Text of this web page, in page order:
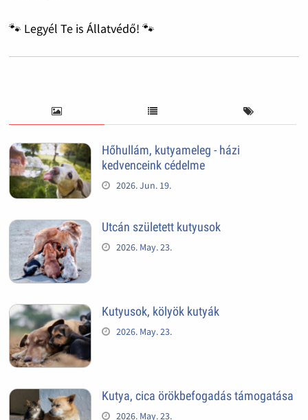
🐾 Legyél Te is Állatvédő! 🐾
Hőhullám, kutyameleg - házi
kedvenceink cédelme
2026. Jun. 19.
Utcán született kutyusok
2026. May. 23.
Kutyusok, kölyök kutyák
2026. May. 23.
Kutya, cica örökbefogadás támogatása
2026. May. 23.